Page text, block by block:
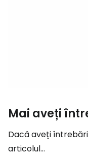
Mai aveți
Dacă aveți
articolul...